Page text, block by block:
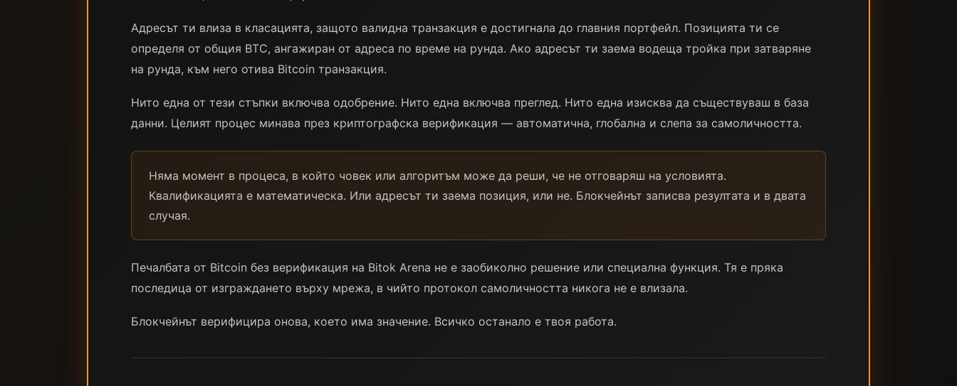
Адресът ти влиза в класацията, защото валидна транзакция е достигнала до главния портфейл. Позицията ти се
определя от общия BTC, ангажиран от адреса по време на рунда. Ако адресът ти заема водеща тройка при затваряне
на рунда, към него отива Bitcoin транзакция.
Нито една от тези стъпки включва одобрение. Нито една включва преглед. Нито една изисква да съществуваш в база
данни. Целият процес минава през криптографска верификация — автоматична, глобална и слепа за самоличността.
Няма момент в процеса, в който човек или алгоритъм може да реши, че не отговаряш на условията.
Квалификацията е математическа. Или адресът ти заема позиция, или не. Блокчейнът записва резултата и в двата
случая.
Печалбата от Bitcoin без верификация на Bitok Arena не е заобиколно решение или специална функция. Тя е пряка
последица от изграждането върху мрежа, в чийто протокол самоличността никога не е влизала.
Блокчейнът верифицира онова, което има значение. Всичко останало е твоя работа.